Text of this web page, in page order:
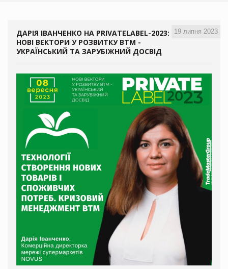
19 липня 2023
ДАРІЯ ІВАНЧЕНКО НА PRIVATELABEL-2023:
НОВІ ВЕКТОРИ У РОЗВИТКУ ВТМ -
УКРАЇНСЬКИЙ ТА ЗАРУБІЖНИЙ ДОСВІД